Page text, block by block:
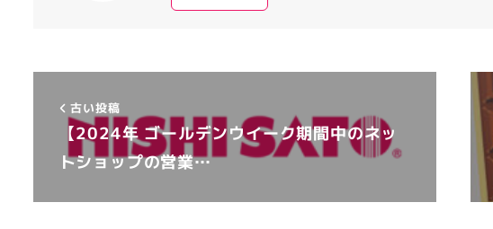
古い投稿
【2024年 ゴールデンウイーク期間中のネッ
トショップの営業…